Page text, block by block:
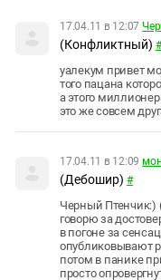
17.04.11 в 12:07
(Конфликтный) #
уалекум привет
того пацана
а этого
это же совсем
17.04.11 в 12:09
(Дебошир) #
Черный Птенчик:)
говорю за
в погоне за
опубликовывают
потом в панике
просто